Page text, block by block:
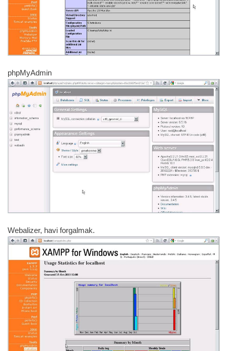
phpMyAdmin
Webalizer, havi forgalmak.